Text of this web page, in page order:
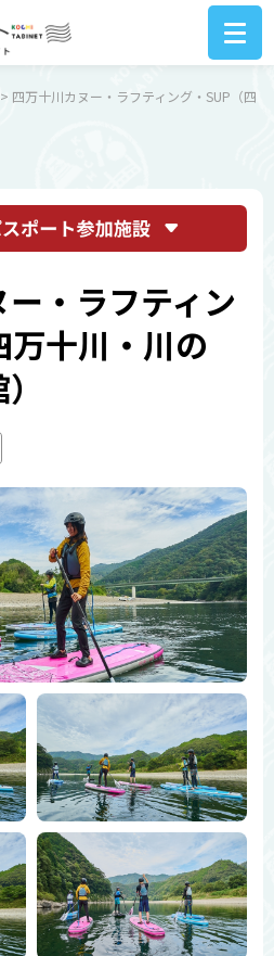
> 四万十川カヌー・ラフティング・SUP（四
・ラフティン
十川・川の